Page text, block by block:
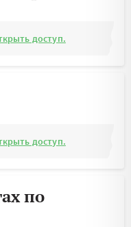
доступ.
доступ.
по